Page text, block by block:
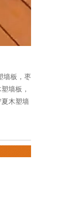
墙板 ， 枣
墙板 ，
夏木塑墙